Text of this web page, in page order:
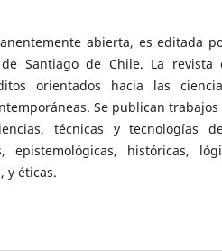
abierta, es editada
Santiago de Chile. La revista
orientados hacia las
Se publican
técnicas y tecnologías
epistemológicas, históricas,
y éticas.